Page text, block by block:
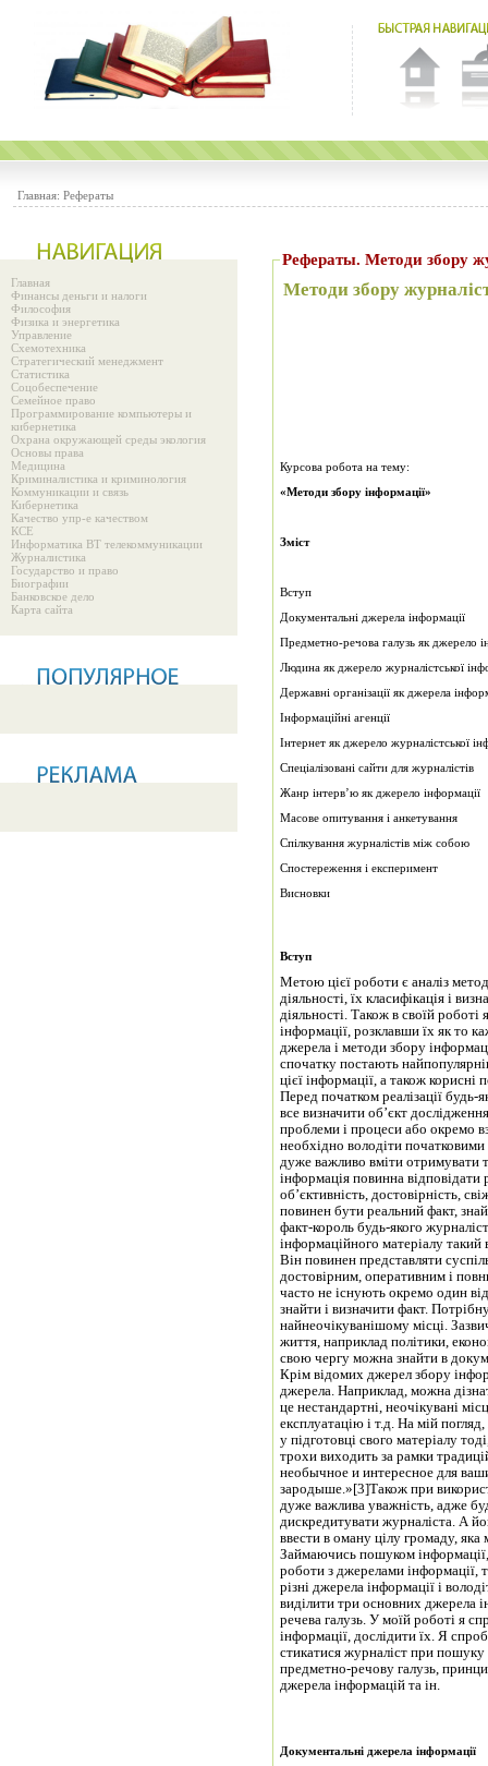
Главная: Рефераты
Главная
Финансы деньги и налоги
Философия
Физика и энергетика
Управление
Схемотехника
Стратегический менеджмент
Статистика
Соцобеспечение
Семейное право
Программирование компьютеры и
кибернетика
Охрана окружающей среды экология
Основы права
Медицина
Криминалистика и криминология
Коммуникации и связь
Кибернетика
Качество упр-е качеством
КСЕ
Информатика ВТ телекоммуникации
Журналистика
Государство и право
Биографии
Банковское дело
Карта сайта
Рефераты. Методи
Методи збору
Курсова робота на тему:
«Методи збору інформації»
Зміст
Вступ
Документальні джерела інформації
Предметно-речова галузь як джерело
Людина як джерело журналістської
Державні організації як джерела
Інформаційні агенції
Інтернет як джерело журналістської
Спеціалізовані сайти для журналістів
Жанр інтерв’ю як джерело інформації
Масове опитування і анкетування
Спілкування журналістів між собою
Спостереження і експеримент
Висновки
Вступ
Метою цієї роботи є аналіз
діяльності, їх класифікація і
діяльності. Також в своїй
інформації, розклавши їх як то
джерела і методи збору
спочатку постають
цієї інформації, а також корисні
Перед початком реалізації будь-
все визначити об’єкт
проблеми і процеси або окремо
необхідно володіти
дуже важливо вміти отримувати
інформація повинна
об’єктивність, достовірність,
повинен бути реальний факт,
факт-король будь-якого
інформаційного матеріалу
Він повинен представляти
достовірним, оперативним і
часто не існують окремо один
знайти і визначити факт.
найнеочікуванішому місці.
життя, наприклад політики,
свою чергу можна знайти в
Крім відомих джерел збору
джерела. Наприклад, можна
це нестандартні, неочікувані
експлуатацію і т.д. На мій
у підготовці свого матеріалу
трохи виходить за рамки
необычное и интересное для
зародыше.»[3]Також при
дуже важлива уважність, адже
дискредитувати журналіста. А
ввести в оману цілу громаду,
Займаючись пошуком
роботи з джерелами інформації,
різні джерела інформації і
виділити три основних джерела
речева галузь. У моїй роботі я
інформації, дослідити їх. Я
стикатися журналіст при
предметно-речову галузь,
джерела інформацій та ін.
Документальні джерела інформації